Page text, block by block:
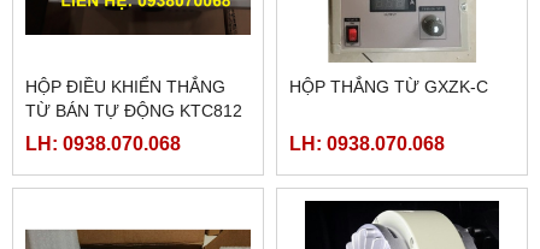
HỘP ĐIỀU KHIỂN THẮNG
TỪ BÁN TỰ ĐỘNG KTC812
LH: 0938.070.068
HỘP THẮNG TỪ GXZK-C
LH: 0938.070.068